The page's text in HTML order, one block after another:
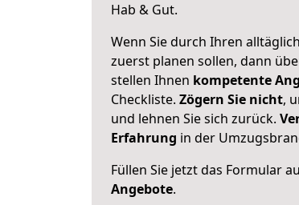
Hab & Gut.
Wenn Sie durch Ihren
zuerst planen sollen, dann
stellen Ihnen kompetente
Checkliste. Zögern Sie nicht,
und lehnen Sie sich zurück.
Erfahrung in der
Füllen Sie jetzt das Formular
Angebote.